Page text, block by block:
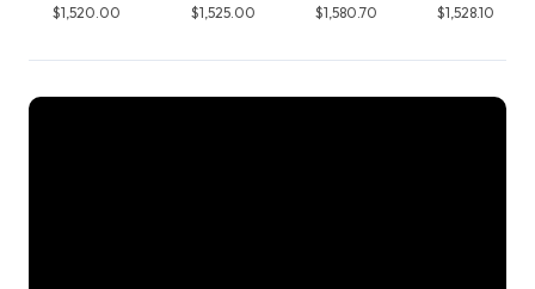
$1,520.00
$1,525.00
$1,580.70
$1,528.10